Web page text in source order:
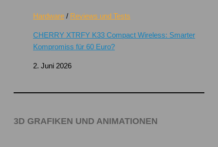
Hardware / Reviews und Tests
CHERRY XTRFY K33 Compact Wireless: Smarter
Kompromiss für 60 Euro?
2. Juni 2026
3D GRAFIKEN UND ANIMATIONEN